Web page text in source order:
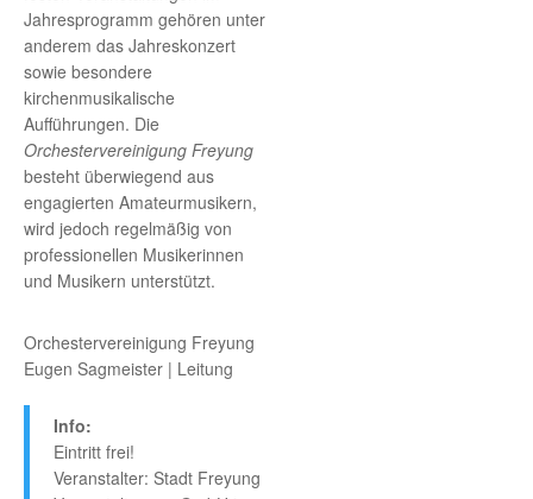
Jahresprogramm gehören unter
anderem das Jahreskonzert
sowie besondere
kirchenmusikalische
Aufführungen. Die
Orchestervereinigung Freyung
besteht überwiegend aus
engagierten Amateurmusikern,
wird jedoch regelmäßig von
professionellen Musikerinnen
und Musikern unterstützt.
Orchestervereinigung Freyung
Eugen Sagmeister | Leitung
Info:
Eintritt frei!
Veranstalter: Stadt Freyung